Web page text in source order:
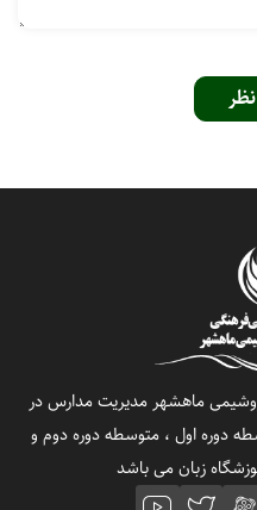
ماهشهر مدیریت مدارس در
دوره اول ، متوسطه دوره دوم و
زبان می باشد